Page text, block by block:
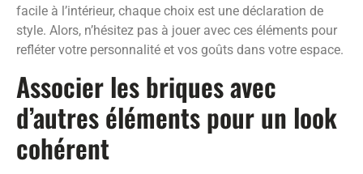
facile à l’intérieur, chaque choix est une déclaration de
style. Alors, n’hésitez pas à jouer avec ces éléments pour
refléter votre personnalité et vos goûts dans votre espace.
Associer les briques avec
d’autres éléments pour un look
cohérent